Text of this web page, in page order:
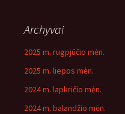
Archyvai
2025 m. rugpjūčio mėn.
2025 m. liepos mėn.
2024 m. lapkričio mėn.
2024 m. balandžio mėn.